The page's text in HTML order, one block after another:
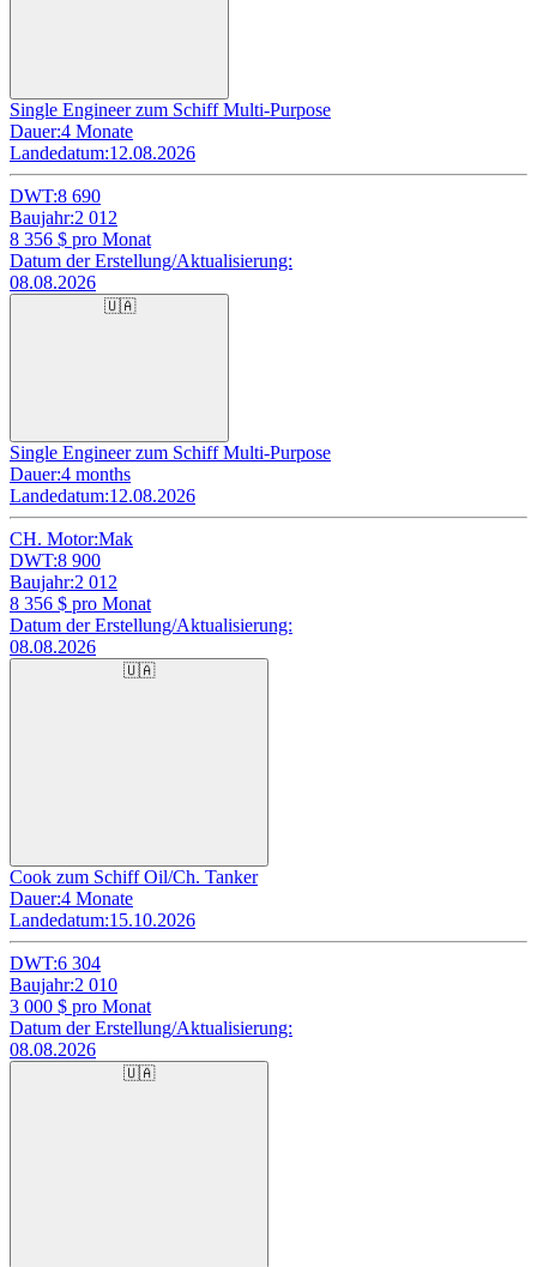
Single Engineer zum Schiff Multi-Purpose
Dauer:4 Monate
Landedatum:12.08.2026
DWT:8 690
Baujahr:2 012
8 356 $ pro Monat
Datum der Erstellung/Aktualisierung:
08.08.2026
🇺🇦
Single Engineer zum Schiff Multi-Purpose
Dauer:4 months
Landedatum:12.08.2026
CH. Motor:Mak
DWT:8 900
Baujahr:2 012
8 356 $ pro Monat
Datum der Erstellung/Aktualisierung:
08.08.2026
🇺🇦
Cook zum Schiff Oil/Ch. Tanker
Dauer:4 Monate
Landedatum:15.10.2026
DWT:6 304
Baujahr:2 010
3 000 $ pro Monat
Datum der Erstellung/Aktualisierung:
08.08.2026
🇺🇦